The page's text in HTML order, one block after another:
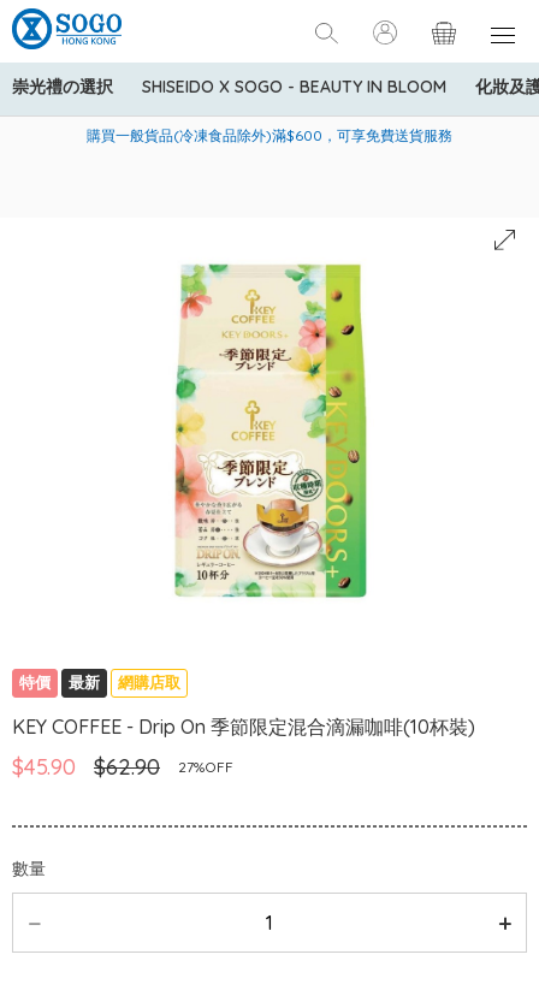
崇光禮の選択 SHISEIDO X SOGO - BEAUTY IN BLOOM 化妝及
美國運通Explorer®信用卡會員購物禮遇：高達5%簽賬回贈！
購買一般貨品(冷凍食品除外)滿$600，可享免費送貨服務
寄送中國內地服務只適用於指定商品，若訂單金額少於HK$600(折
特價 最新 網購店取
KEY COFFEE - Drip On 季節限定混合滴漏咖啡(10杯裝)
$45.90 $62.90 27%OFF
數量